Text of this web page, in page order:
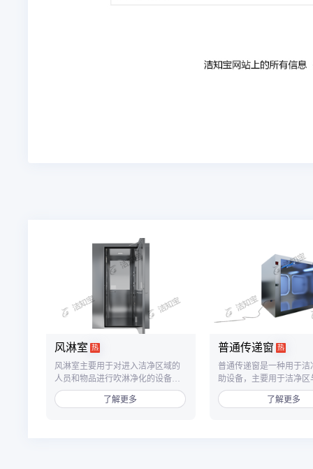
风淋室 热
风淋室主要用于对进入洁净区域的
人员和物品进行吹淋净化的设备，
单人双吹风淋室为双吹风设计，从
两个方向对人员全身进行快速吹
了解更多
普通传递窗 热
普通传递窗是一种用于洁
助设备，主要用于洁净区
之间、洁净区与非洁净
品传递，以减少洁净室的
了解更多